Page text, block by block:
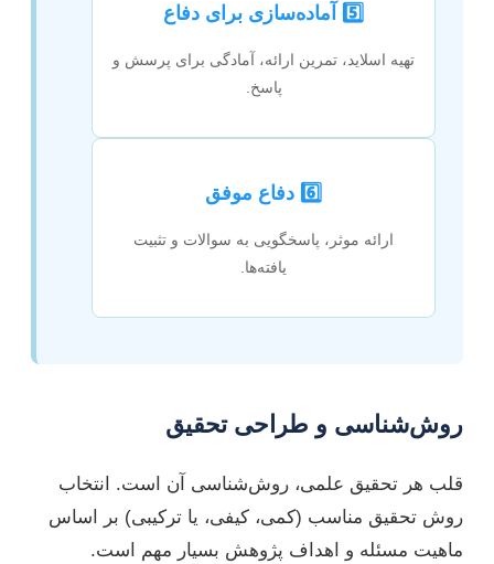
5️⃣ آماده‌سازی برای دفاع
تهیه اسلاید، تمرین ارائه، آمادگی برای پرسش و
پاسخ.
6️⃣ دفاع موفق
ارائه موثر، پاسخگویی به سوالات و تثبیت
یافته‌ها.
روش‌شناسی و طراحی تحقیق
قلب هر تحقیق علمی، روش‌شناسی آن است. انتخاب
روش تحقیق مناسب (کمی، کیفی، یا ترکیبی) بر اساس
ماهیت مسئله و اهداف پژوهش بسیار مهم است.